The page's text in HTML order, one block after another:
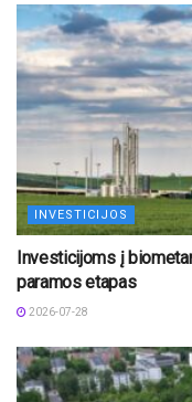
INVESTICIJOS
Investicijoms į
paramos etapas
2026-07-28